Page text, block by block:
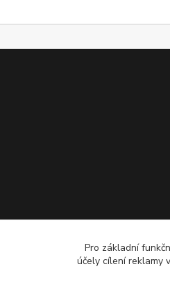
Pro základní
účely cílení reklamy